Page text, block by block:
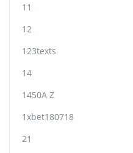
11
12
123texts
14
1450A Z
1xbet180718
21